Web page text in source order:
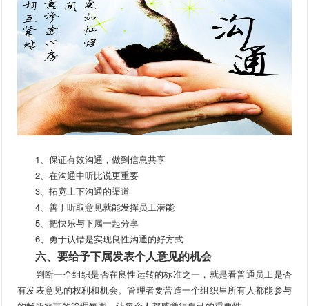
1、保证有效沟通，做到信息共享
2、在沟通中听比说更重要
3、拓宽上下沟通的渠道
4、善于听取意见就能发挥员工潜能
5、把快乐与下属一起分享
6、勇于认错是实现良性沟通的好方式
六、要给予下属发表个人意见的机会
判断一个组织是否在良性运转的标准之一，就是看普通员工是否
有发表意见的权利和机会。管理者要营造一个组织里所有人都能参与